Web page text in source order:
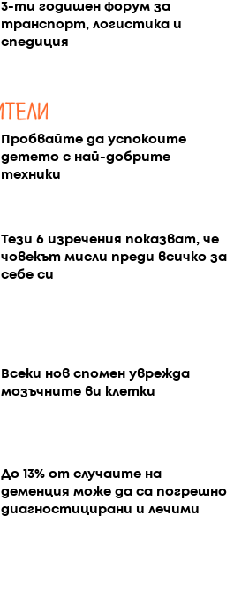
3-ти годишен форум за
транспорт, логистика и
спедиция
Пробвайте да успокоите
детето с най-добрите
техники
Тези 6 изречения показват, че
човекът мисли преди всичко за
себе си
Всеки нов спомен уврежда
мозъчните ви клетки
До 13% от случаите на
деменция може да са погрешно
диагностицирани и лечими